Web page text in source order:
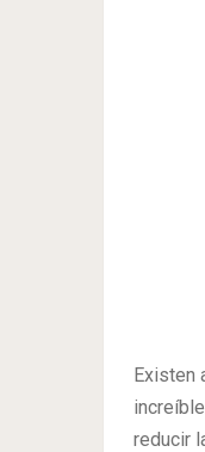
Existen
reducir